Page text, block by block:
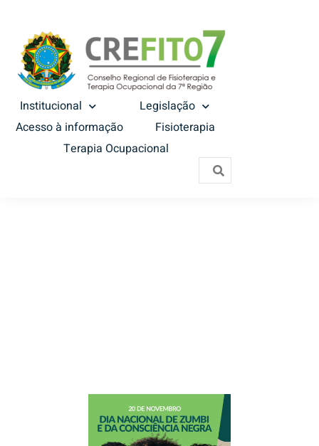
Institucional
Legislação
Acesso à informação
Fisioterapia
Terapia Ocupacional